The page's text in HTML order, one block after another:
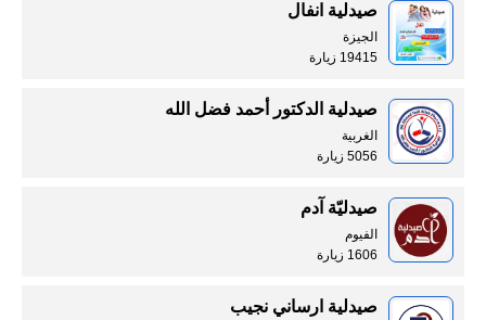
صيدلية انفال
الجيزة
19415 زيارة
صيدلية الدكتور أحمد فضل الله
الغربية
5056 زيارة
صيدليّة آدم
الفيوم
1606 زيارة
صيدلية ارساني نجيب